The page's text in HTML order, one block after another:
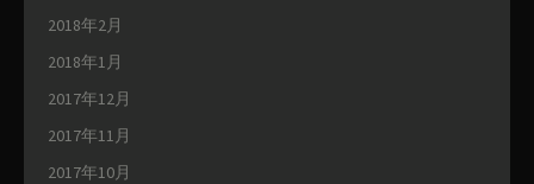
2018年2月
2018年1月
2017年12月
2017年11月
2017年10月